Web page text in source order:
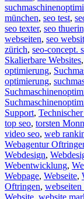
münchen, seo test,
seo texter, seo
webseiten, seo
zürich, seo-concept.
Skalierbare Websites,
optimierung,
optimierung,
Support,
top seo, torsten
video seo, web
Webagentur
Webdesign,
Webentwicklung,
Webpage, Webseite,
Oftringen,